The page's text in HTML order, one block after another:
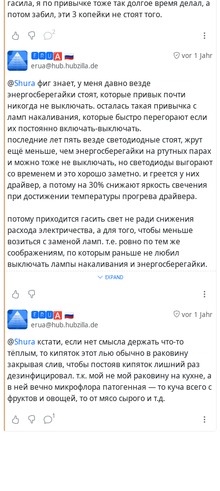
Восточной Европе была выстроенасамая
эффективная энергосистемадля снабжения
населения теплом и электричеством. И в РФ она не
уничтожена, а продолжает развиваться да
модернизироваться (на ТЭЦ с паро-газовыми
установками энергоблоки порой до 800+ МВт, и не
2017 году вводили такой энергоблок в эксплуатацию).
#готовка#хозбыт#lang_ru
гасила, я по привычке тоже так долгое время делал, а
потом забил, эти 3 копейки не стоят того.
2
vor 1 Jahr
🅴🆁🆄🅰 🇷🇺
erua@hub.hubzilla.de
@Shura фиг знает, у меня давно везде
энергосберегайки стоят, которые привык почти
никогда не выключать. осталась такая привычка с
ламп накаливания, которые быстро перегорают если
их постоянно включать-выключать.
последние лет пять везде светодиодные стоят, жрут
ещё меньше, чем энергосберегайки на ртутных парах
и можно тоже не выключать, но светодиоды выгорают
со временем и это хорошо заметно. и греется у них
драйвер, а потому на 30% снижают яркость свечения
при достижении температуры прогрева драйвера.
потому приходится гасить свет не ради снижения
расхода электричества, а для того, чтобы меньше
возиться с заменой ламп. т.е. ровно по тем же
соображениям, по которым раньше не любил
выключать лампы накаливания и энергосберегайки.
финансовом плане. привычка скорее от того, что во
всяких неблагоприятных, считай походно полевых
условиях жить доводилось. а может и с того, что
сильфон в раковине на кухне и так часто горячая вода
с моющими средствами промывает (слив от
стиральной машинки). и потому лить в сильфон
лишний раз кипяток ради дезинфекции и промывки
нет смысла.
EXPAND
vor 1 Jahr
🅴🆁🆄🅰 🇷🇺
erua@hub.hubzilla.de
@Shura кстати, если нет смысла держать что-то
тёплым, то кипяток этот лью обычно в раковину
закрывая слив, чтобы постояв кипяток лишний раз
дезинфицировал. т.к. мой не мой раковину на кухне, а
в ней вечно микрофлора патогенная — то куча всего с
фруктов и овощей, то от мясо сырого и т.д.
1